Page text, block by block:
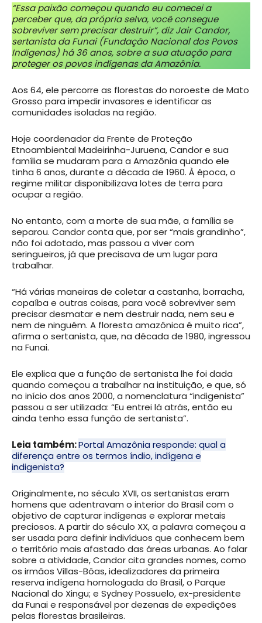
“Essa paixão começou quando eu comecei a
perceber que, da própria selva, você consegue
sobreviver sem precisar destruir”, diz Jair Candor,
sertanista da Funai (Fundação Nacional dos Povos
Indígenas) há 36 anos, sobre a sua atuação para
proteger os povos indígenas da Amazônia.
Aos 64, ele percorre as florestas do noroeste de Mato
Grosso para impedir invasores e identificar as
comunidades isoladas na região.
Hoje coordenador da Frente de Proteção
Etnoambiental Madeirinha-Juruena, Candor e sua
família se mudaram para a Amazônia quando ele
tinha 6 anos, durante a década de 1960. À época, o
regime militar disponibilizava lotes de terra para
ocupar a região.
No entanto, com a morte de sua mãe, a família se
separou. Candor conta que, por ser “mais grandinho”,
não foi adotado, mas passou a viver com
seringueiros, já que precisava de um lugar para
trabalhar.
“Há várias maneiras de coletar a castanha, borracha,
copaíba e outras coisas, para você sobreviver sem
precisar desmatar e nem destruir nada, nem seu e
nem de ninguém. A floresta amazônica é muito rica”,
afirma o sertanista, que, na década de 1980, ingressou
na Funai.
Ele explica que a função de sertanista lhe foi dada
quando começou a trabalhar na instituição, e que, só
no início dos anos 2000, a nomenclatura “indigenista”
passou a ser utilizada: “Eu entrei lá atrás, então eu
ainda tenho essa função de sertanista”.
Leia também:Portal Amazônia responde: qual a
diferença entre os termos índio, indígena e
indigenista?
Originalmente, no século XVII, os sertanistas eram
homens que adentravam o interior do Brasil com o
objetivo de capturar indígenas e explorar metais
preciosos. A partir do século XX, a palavra começou a
ser usada para definir indivíduos que conhecem bem
o território mais afastado das áreas urbanas. Ao falar
sobre a atividade, Candor cita grandes nomes, como
os irmãos Villas-Bôas, idealizadores da primeira
reserva indígena homologada do Brasil, o Parque
Nacional do Xingu; e Sydney Possuelo, ex-presidente
da Funai e responsável por dezenas de expedições
pelas florestas brasileiras.